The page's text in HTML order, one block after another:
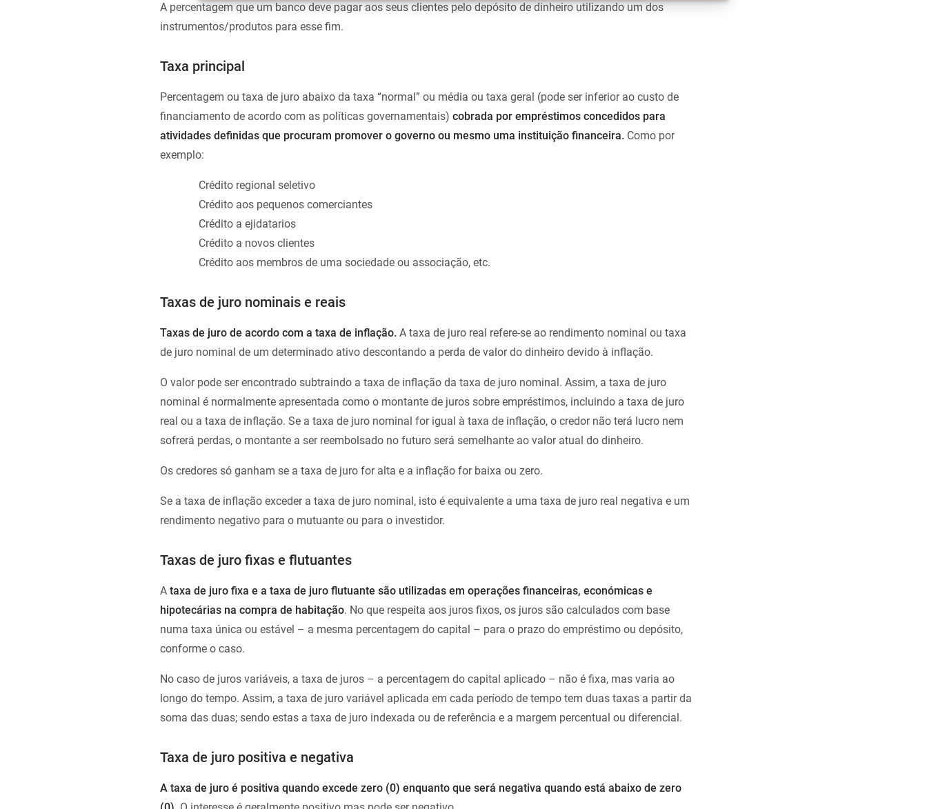
A percentagem que um banco deve pagar aos seus clientes pelo depósito de dinheiro utilizando um dos
instrumentos/produtos para esse fim.
Taxa principal
Percentagem ou taxa de juro abaixo da taxa “normal” ou média ou taxa geral (pode ser inferior ao custo de
financiamento de acordo com as políticas governamentais) cobrada por empréstimos concedidos para
atividades definidas que procuram promover o governo ou mesmo uma instituição financeira. Como por
exemplo:
Crédito regional seletivo
Crédito aos pequenos comerciantes
Crédito a ejidatarios
Crédito a novos clientes
Crédito aos membros de uma sociedade ou associação, etc.
Taxas de juro nominais e reais
Taxas de juro de acordo com a taxa de inflação. A taxa de juro real refere-se ao rendimento nominal ou taxa
de juro nominal de um determinado ativo descontando a perda de valor do dinheiro devido à inflação.
O valor pode ser encontrado subtraindo a taxa de inflação da taxa de juro nominal. Assim, a taxa de juro
nominal é normalmente apresentada como o montante de juros sobre empréstimos, incluindo a taxa de juro
real ou a taxa de inflação. Se a taxa de juro nominal for igual à taxa de inflação, o credor não terá lucro nem
sofrerá perdas, o montante a ser reembolsado no futuro será semelhante ao valor atual do dinheiro.
Os credores só ganham se a taxa de juro for alta e a inflação for baixa ou zero.
Se a taxa de inflação exceder a taxa de juro nominal, isto é equivalente a uma taxa de juro real negativa e um
rendimento negativo para o mutuante ou para o investidor.
Taxas de juro fixas e flutuantes
A taxa de juro fixa e a taxa de juro flutuante são utilizadas em operações financeiras, económicas e
hipotecárias na compra de habitação. No que respeita aos juros fixos, os juros são calculados com base
numa taxa única ou estável – a mesma percentagem do capital – para o prazo do empréstimo ou depósito,
conforme o caso.
No caso de juros variáveis, a taxa de juros – a percentagem do capital aplicado – não é fixa, mas varia ao
longo do tempo. Assim, a taxa de juro variável aplicada em cada período de tempo tem duas taxas a partir da
soma das duas; sendo estas a taxa de juro indexada ou de referência e a margem percentual ou diferencial.
Taxa de juro positiva e negativa
A taxa de juro é positiva quando excede zero (0) enquanto que será negativa quando está abaixo de zero